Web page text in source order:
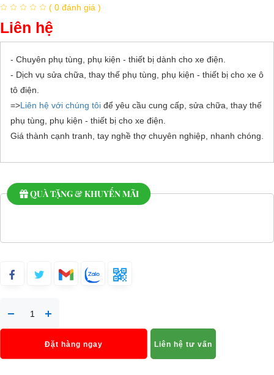
( 0 đánh giá )
Liên hệ
- Chuyên phụ tùng, phụ kiện - thiết bị dành cho xe điện.
- Dịch vụ sửa chữa, thay thế phụ tùng, phụ kiện - thiết bị cho xe ô
tô điện.
=>Liên hệ với chúng tôi để yêu cầu cung cấp, sửa chữa, thay thế
phụ tùng, phụ kiện - thiết bị cho xe điện.
Giá thành cạnh tranh, tay nghề thợ chuyên nghiệp, nhanh chóng.
QUÀ TẶNG & KHUYẾN MÃI
Đặt hàng ngay Liên hệ tư vấn